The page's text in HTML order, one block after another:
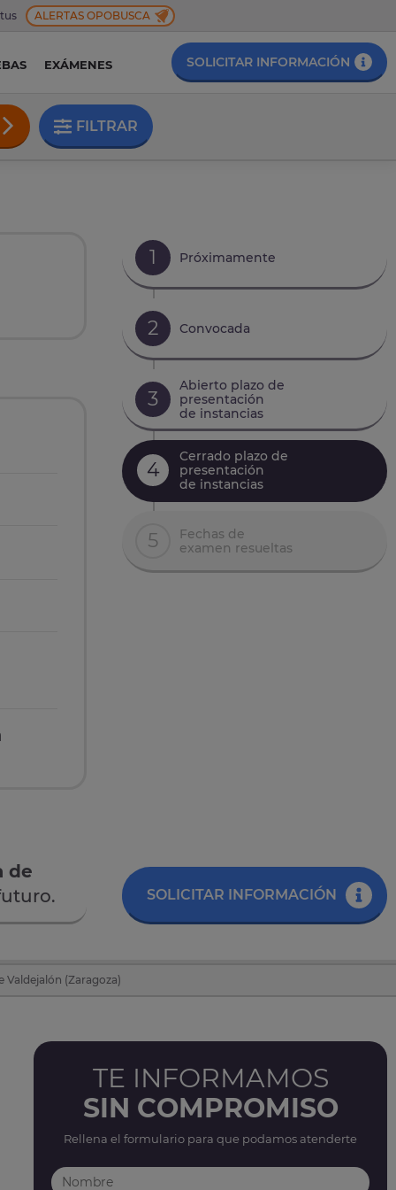
ALERTAS OPOBUSCA
EXÁMENES SOLICITAR INFORMACIÓN
FILTRAR
de
1 Próximamente
2 Convocada
3
Abierto plazo de
presentación
de instancias
4
Cerrado plazo de
presentación
de instancias
5
Fechas de
examen resueltas
SOLICITAR INFORMACIÓN
Valdejalón (Zaragoza)
TE INFORMAMOS
SIN COMPROMISO
Rellena el formulario para que podamos atenderte